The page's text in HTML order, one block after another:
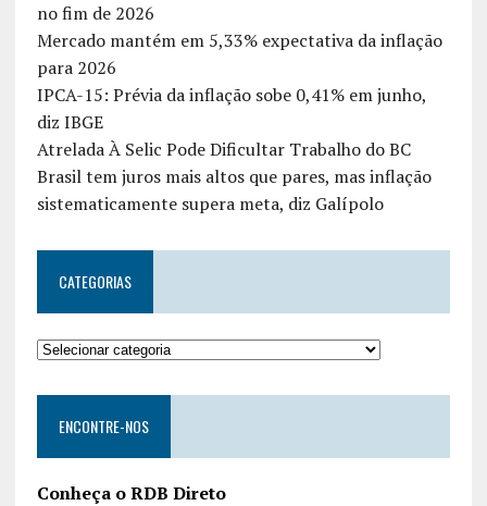
no fim de 2026
Mercado mantém em 5,33% expectativa da inflação
para 2026
IPCA-15: Prévia da inflação sobe 0,41% em junho,
diz IBGE
Atrelada À Selic Pode Dificultar Trabalho do BC
Brasil tem juros mais altos que pares, mas inflação
sistematicamente supera meta, diz Galípolo
CATEGORIAS
ENCONTRE-NOS
Conheça o RDB Direto